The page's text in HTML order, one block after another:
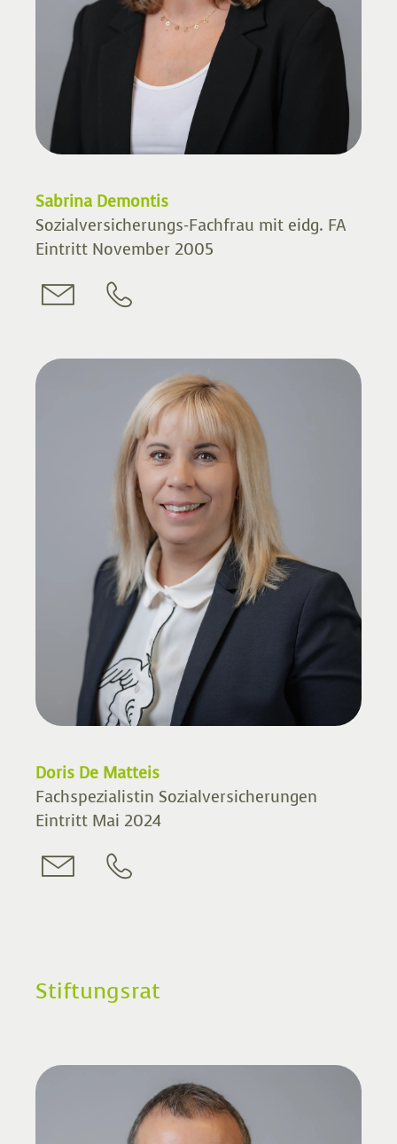
Sabrina Demontis
Sozialversicherungs-Fachfrau mit eidg. FA
Eintritt November 2005
Doris De Matteis
Fachspezialistin Sozialversicherungen
Eintritt Mai 2024
Stiftungsrat